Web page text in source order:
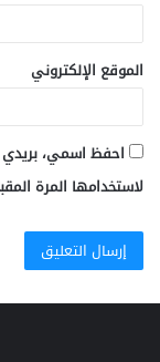
الموقع الإلكتروني
احفظ اسمي، بريدي
لاستخدامها المرة